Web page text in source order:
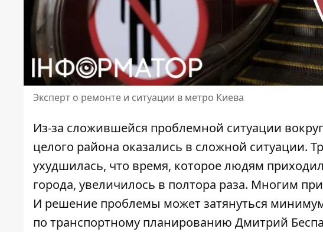
Эксперт о ремонте и ситуации в метро Киева
Из-за сложившейся проблемной ситуации
целого района оказались в сложной ситуации.
ухудшилась, что время, которое людям
города, увеличилось в полтора раза. Многим
И решение проблемы может затянуться минимум
по транспортному планированию Дмитрий